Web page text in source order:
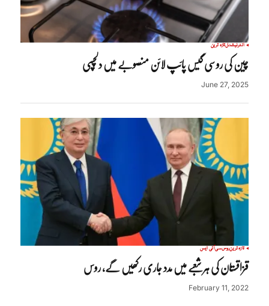
انٹرنیشنلتازہ ترین
چین کی روسی گیس پائپ لائن منصوبے میں دلچسپی
June 27, 2025
تازہ ترینروسسی آئی ایس
قزاقستان کی ہرشعبے میں مدد جاری رکھیں گے، روس
February 11, 2022